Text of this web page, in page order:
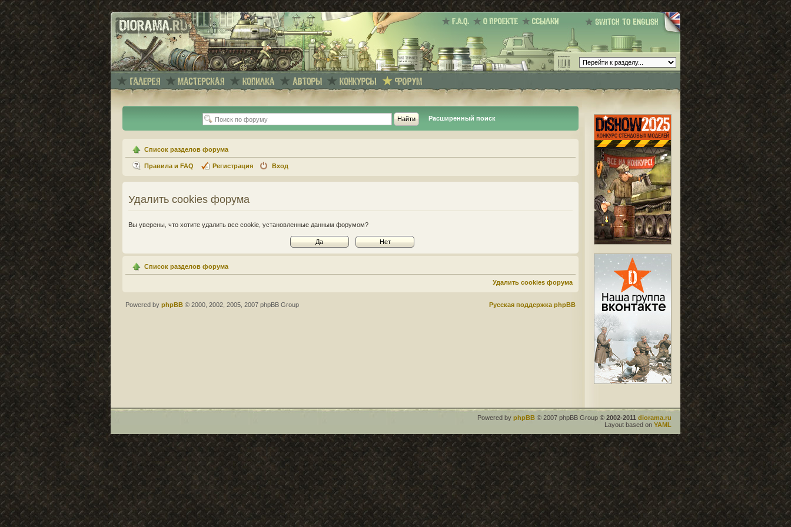
Расширенный поиск
Список разделов форума
Правила и FAQ Регистрация Вход
Удалить cookies форума
Вы уверены, что хотите удалить все cookie, установленные данным форумом?
Список разделов форума
Удалить cookies форума
Powered by phpBB © 2000, 2002, 2005, 2007 phpBB Group Русская поддержка phpBB
Powered by phpBB © 2007 phpBB Group © 2002-2011 diorama.ru
Layout based on YAML